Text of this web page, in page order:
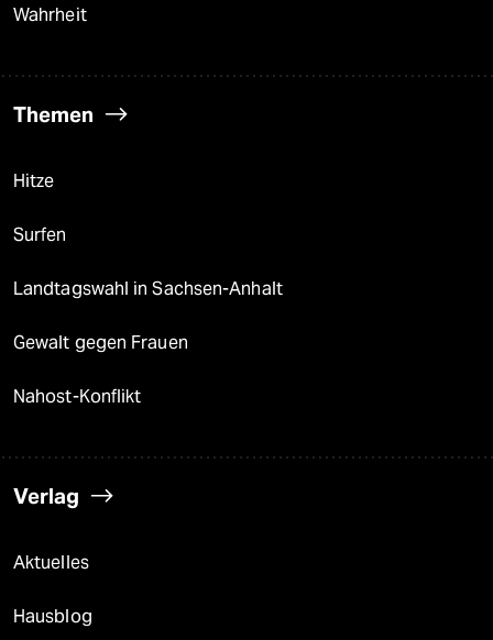
Wahrheit
Themen
Hitze
Surfen
Landtagswahl in Sachsen-Anhalt
Gewalt gegen Frauen
Nahost-Konflikt
Verlag
Aktuelles
Hausblog